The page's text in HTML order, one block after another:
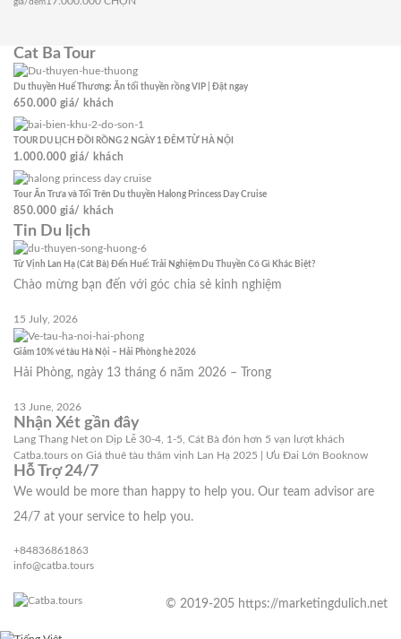
Cat Ba Tour
Du thuyền Huế Thương: Ăn tối thuyền rồng VIP | Đặt ngay
650.000 giá/ khách
TOUR DU LỊCH ĐỒI RỒNG 2 NGÀY 1 ĐÊM TỪ HÀ NỘI
1.000.000 giá/ khách
Tour Ăn Trưa và Tối Trên Du thuyền Halong Princess Day Cruise
850.000 giá/ khách
Tin Du lịch
Từ Vịnh Lan Hạ (Cát Bà) Đến Huế: Trải Nghiệm Du Thuyền Có Gì Khác Biệt?
Chào mừng bạn đến với góc chia sẻ kinh nghiệm
15 July, 2026
Giảm 10% vé tàu Hà Nội – Hải Phòng hè 2026
Hải Phòng, ngày 13 tháng 6 năm 2026 – Trong
13 June, 2026
Nhận Xét gần đây
Lang Thang Net on Dịp Lễ 30-4, 1-5, Cát Bà đón hơn 5 vạn lượt khách
Catba.tours on Giá thuê tàu thăm vịnh Lan Hạ 2025 | Ưu Đai Lớn Booknow
Hỗ Trợ 24/7
We would be more than happy to help you. Our team advisor are
24/7 at your service to help you.
+84836861863
info@catba.tours
© 2019-205 https://marketingdulich.net